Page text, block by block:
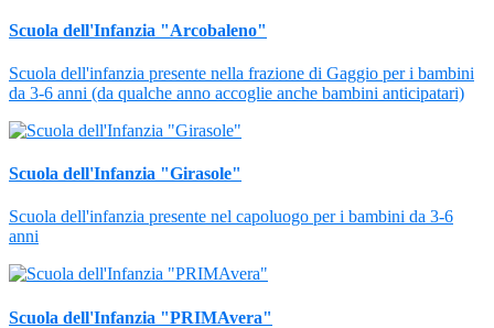
Scuola dell'Infanzia "Arcobaleno"
Scuola dell'infanzia presente nella frazione di Gaggio per i bambini
da 3-6 anni (da qualche anno accoglie anche bambini anticipatari)
Scuola dell'Infanzia "Girasole"
Scuola dell'infanzia presente nel capoluogo per i bambini da 3-6
anni
Scuola dell'Infanzia "PRIMAvera"